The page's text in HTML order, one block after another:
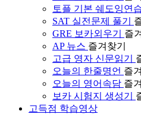
토플 기본 쉐도잉연
SAT 실전문제 풀기
GRE 보카외우기
즐
AP 뉴스 즐겨찾기
고급 영자 신문읽기
오늘의 한줄명언 즐
오늘의 영어속담 즐
보카 시험지 생성기
고득점 학습영상